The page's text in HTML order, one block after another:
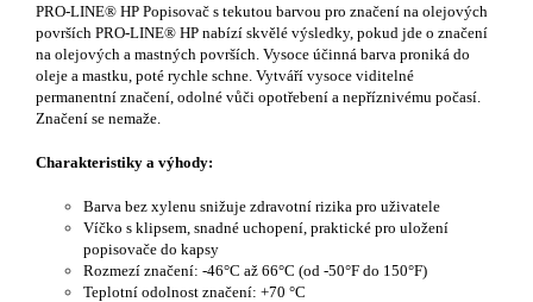
PRO-LINE® HP Popisovač s tekutou barvou pro značení na olejových
površích PRO-LINE® HP nabízí skvělé výsledky, pokud jde o značení
na olejových a mastných površích. Vysoce účinná barva proniká do
oleje a mastku, poté rychle schne. Vytváří vysoce viditelné
permanentní značení, odolné vůči opotřebení a nepříznivému počasí.
Značení se nemaže.
Charakteristiky a výhody:
Barva bez xylenu snižuje zdravotní rizika pro uživatele
Víčko s klipsem, snadné uchopení, praktické pro uložení
popisovače do kapsy
Rozmezí značení: -46°C až 66°C (od -50°F do 150°F)
Teplotní odolnost značení: +70 °C